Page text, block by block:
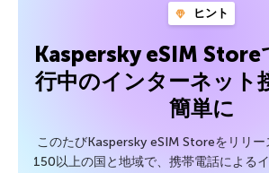
ヒント
Kaspersky eSIM Store
行中のインターネット
簡単に
このたびKaspersky eSIM Storeをリリー
150以上の国と地域で、携帯電話による